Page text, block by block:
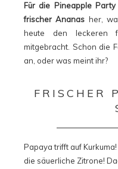
Für die Pineapple Party
frischer Ananas her,
heute den leckeren
mitgebracht. Schon die
an, oder was meint ihr?
FRISCHER
Papaya trifft auf
die säuerliche Zitrone!